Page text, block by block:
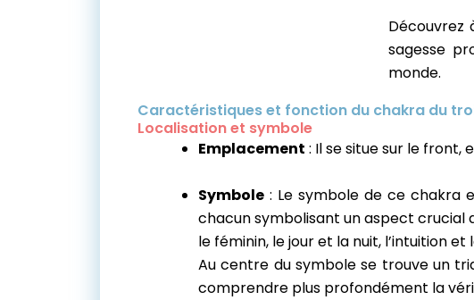
sagesse
monde.
Caractéristiques et fonction du chakra du
Localisation et symbole
Emplacement : Il se situe sur le front,
Symbole : Le symbole de ce chakra
chacun symbolisant un aspect crucial
le féminin, le jour et la nuit, l’intuition et
Au centre du symbole se trouve un
comprendre plus profondément la